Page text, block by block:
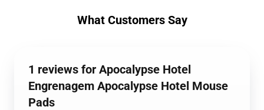
What Customers Say
1 reviews for Apocalypse Hotel
Engrenagem Apocalypse Hotel Mouse
Pads